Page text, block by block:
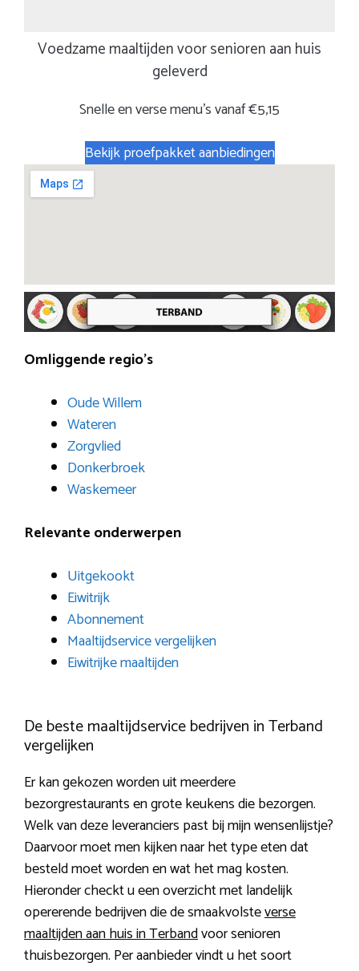
Voedzame maaltijden voor senioren aan huis
geleverd
Snelle en verse menu’s vanaf €5,15
Bekijk proefpakket aanbiedingen
Omliggende regio’s
Oude Willem
Wateren
Zorgvlied
Donkerbroek
Waskemeer
Relevante onderwerpen
Uitgekookt
Eiwitrijk
Abonnement
Maaltijdservice vergelijken
Eiwitrijke maaltijden
De beste maaltijdservice bedrijven in Terband
vergelijken
Er kan gekozen worden uit meerdere
bezorgrestaurants en grote keukens die bezorgen.
Welk van deze leveranciers past bij mijn wensenlijstje?
Daarvoor moet men kijken naar het type eten dat
besteld moet worden en wat het mag kosten.
Hieronder checkt u een overzicht met landelijk
opererende bedrijven die de smaakvolsteverse
maaltijden aan huis in Terbandvoor senioren
thuisbezorgen. Per aanbieder vindt u het soort